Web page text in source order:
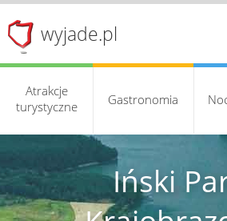
wyjade.pl
Atrakcje
turystyczne
Gastronomia
Iński